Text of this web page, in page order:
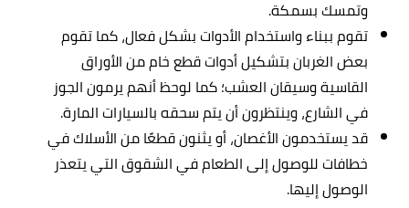
وتمسك بسمكة.
تقوم ببناء واستخدام الأدوات بشكل فعال، كما تقوم
بعض الغربان بتشكيل أدوات قطع خام من الأوراق
القاسية وسيقان العشب؛ كما لوحظ أنهم يرمون الجوز
في الشارع، وينتظرون أن يتم سحقه بالسيارات المارة.
قد يستخدمون الأغصان، أو يثنون قطعًا من الأسلاك في
خطافات للوصول إلى الطعام في الشقوق التي يتعذر
الوصول إليها.